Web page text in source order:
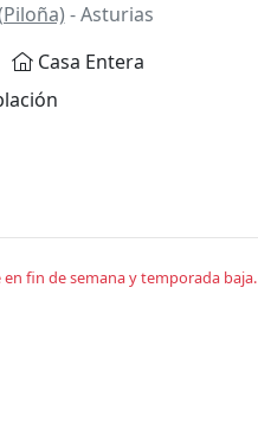
- Asturias
Casa Entera
fin de semana y temporada baja.